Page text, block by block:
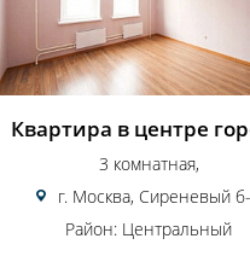
Квартира в центре
3 комнатная,
г. Москва, Сиреневый
Район: Центральный